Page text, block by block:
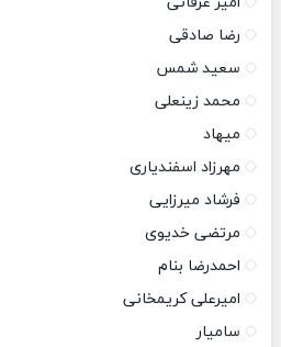
رضا صادقی
سعید شمس
محمد زینعلی
میهاد
مهرزاد اسفندیاری
فرشاد میرزایی
مرتضی خدیوی
احمدرضا بنام
امیرعلی کریمخانی
سامیار